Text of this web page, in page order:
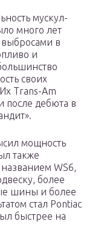
мускул-
много лет
в
и
своих
Trans-Am
после дебюта в
мощность
также
WS6,
более
шины и более
стал Pontiac
быстрее на